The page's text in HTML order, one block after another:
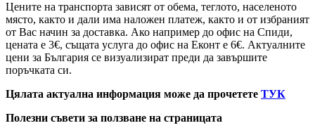
Цените на транспорта зависят от обема, теглото, населеното
място, както и дали има наложен платеж, както и от избраният
от Вас начин за доставка. Ако например до офис на Спиди,
цената е 3€, същата услуга до офис на Еконт е 6€. Актуалните
цени за България се визуализират преди да завършите
поръчката си.
Цялата актуална информация може да прочетете ТУК
Полезни съвети за ползване на страницата